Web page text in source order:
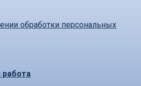
обработки персональных
работа